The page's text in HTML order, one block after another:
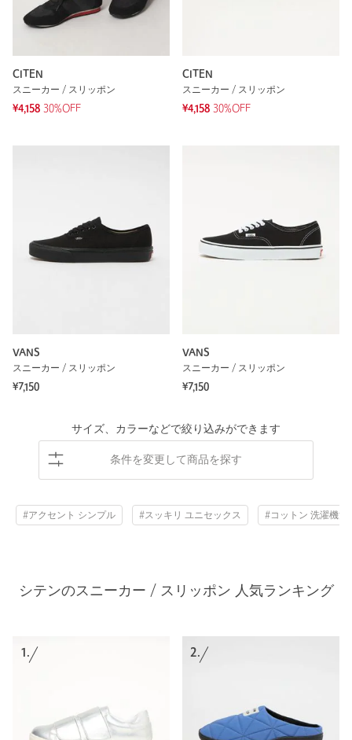
CITEN
スニーカー / スリッポン
¥4,158 30%OFF
CITEN
スニーカー / スリッポン
¥4,158 30%OFF
VANS
スニーカー / スリッポン
¥7,150
VANS
スニーカー / スリッポン
¥7,150
サイズ、カラーなどで絞り込みができます
条件を変更して商品を探す
#アクセント シンプル #スッキリ ユニセックス #コットン 洗濯機洗
シテンのスニーカー / スリッポン 人気ランキング
1. 2.